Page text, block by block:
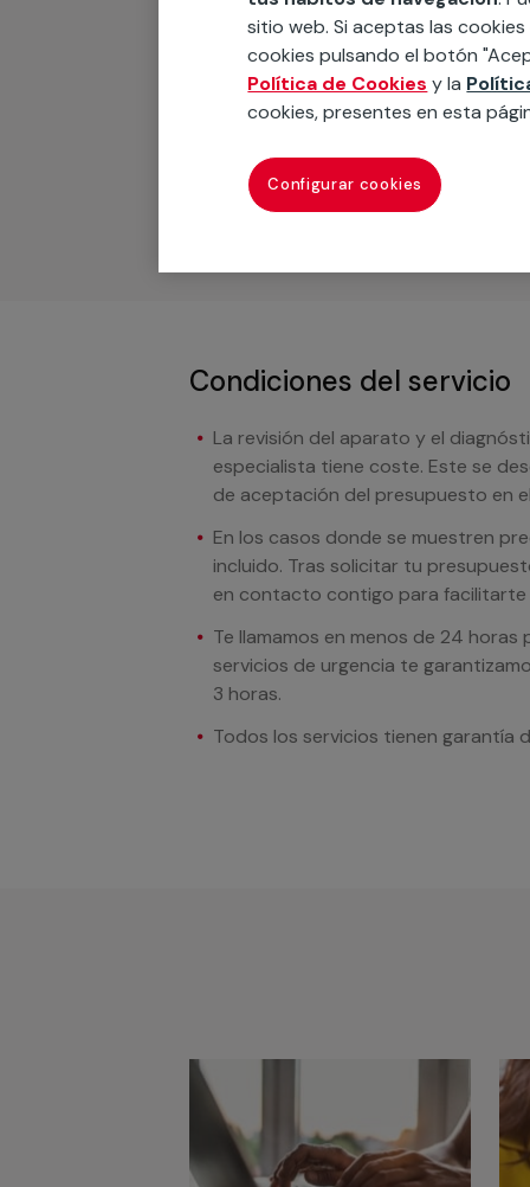
Recuerda que en
materiales, equipamientos,
cuando te llamemos.
Condiciones del servicio
La revisión del aparato y el
especialista tiene coste. Este se
de aceptación del presupuesto en
En los casos donde se muestren
incluido. Tras solicitar tu
en contacto contigo para
Te llamamos en menos de 24
servicios de urgencia te
3 horas.
Todos los servicios tienen garantía
sitio web. Si aceptas las
cookies pulsando el botón
Política de Cookies y la
cookies, presentes en esta
Configurar cookies